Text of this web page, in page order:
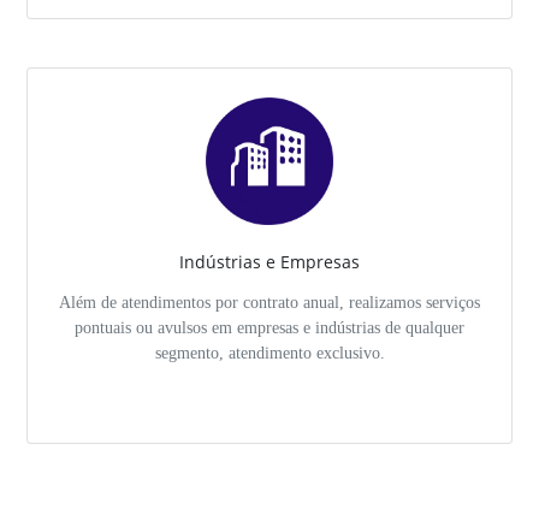
Indústrias e Empresas
Além de atendimentos por contrato anual, realizamos serviços
pontuais ou avulsos em empresas e indústrias de qualquer
segmento, atendimento exclusivo.